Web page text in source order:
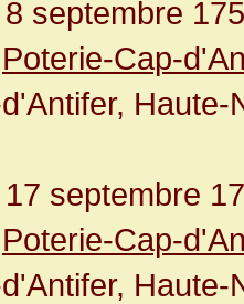
8 septembre
Poterie-Cap-
Haute-
17 septembre
Poterie-Cap-
Haute-